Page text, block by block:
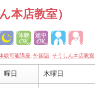
本店教室）
験可能講座 外国語 そうしん本店教室
曜日 木曜日